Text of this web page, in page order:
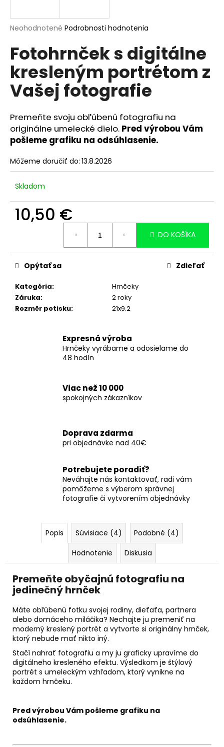
Priemerné
produktu
je
0,0
5
hviezdičiek.
Neohodnotené Podrobnosti hodnotenia
Fotohrnček s digitálne
kresleným portrétom z
Vašej fotografie
Premeňte svoju obľúbenú fotografiu na
originálne umelecké dielo. Pred výrobou Vám
pošleme grafiku na odsúhlasenie.
Môžeme doručiť do: 13.8.2026
Skladom
10,50 €
DO KOŠÍKA
Kategória:
Hrnčeky
Záruka:
2 roky
Rozměr potisku: 21x9.2
Opýtať sa Zdieľať
Expresná výroba
Hrnčeky vyrábame a odosielame do
48 hodín
Viac než 10 000
spokojných zákazníkov
Doprava zdarma
pri objednávke nad 40€
Potrebujete poradiť?
Neváhajte nás kontaktovať, radi vám
pomôžeme s výberom správnej
fotografie či vytvorením objednávky
Popis Súvisiace (4)
Podobné (4)
Hodnotenie
Diskusia
Premeňte obyčajnú fotografiu na
jedinečný hrnček
Máte obľúbenú fotku svojej rodiny, dieťaťa, partnera
alebo domáceho miláčika? Nechajte ju premeniť na
moderný kreslený portrét a vytvorte si originálny hrnček,
ktorý nebude mať nikto iný.
Stačí nahrať fotografiu a my ju graficky upravíme do
digitálneho kresleného efektu. Výsledkom je štýlový
portrét s umeleckým vzhľadom, ktorý vynikne na
každom hrnčeku.
Pred výrobou Vám pošleme grafiku na
odsúhlasenie.
j
ť
?
HĽADAŤ
O
d
p
o
r
ú
HRNČEK
NA
PROMÓCIU